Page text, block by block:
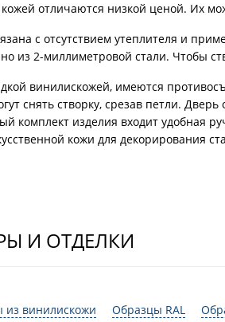
отличаются низкой ценой. Их
с отсутствием утеплителя и
из 2-миллиметровой стали. Чтобы
винилискожей, имеются
снять створку, срезав петли.
комплект изделия входит удобная
кожи для декорирования
И ОТДЕЛКИ
из винилискожи Образцы RAL